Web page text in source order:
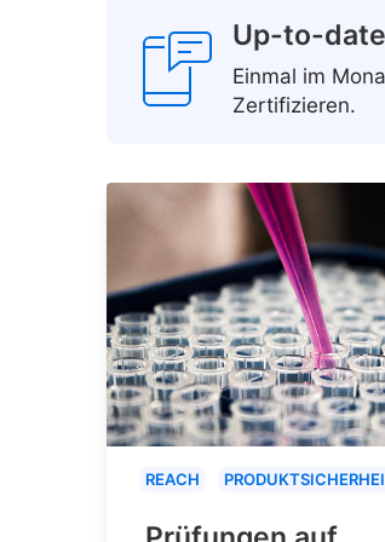
Up-to-
Einmal im
Zertifizieren.
REACH